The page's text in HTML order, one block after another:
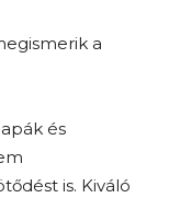
a
és
is. Kiváló